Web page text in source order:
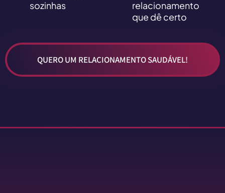
sozinhas
relacionamento
que dê certo
QUERO UM RELACIONAMENTO SAUDÁVEL!